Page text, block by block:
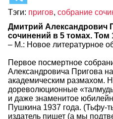
Тэги: пригов, собрание
Дмитрий Александрович
сочинений в 5 томах.
– М.: Новое литературное
Первое посмертное
Александровича Пригова
академическим размахом.
дореволюционные
и даже знаменитое
Пушкина 1937 года. (Тьфу-
издатель пишет (а мы